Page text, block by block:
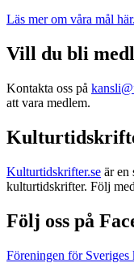
Läs mer om våra mål här.
Vill du bli
Kontakta oss på
att vara medlem.
Kulturtidskrifter.se är en
kulturtidskrifter. Följ
Följ oss på
Föreningen för